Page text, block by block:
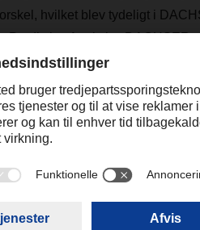
hvilket blev tydeligt i
Predictive Analytics DACHSER,
bruges også i
lokaliserer
i realtid.